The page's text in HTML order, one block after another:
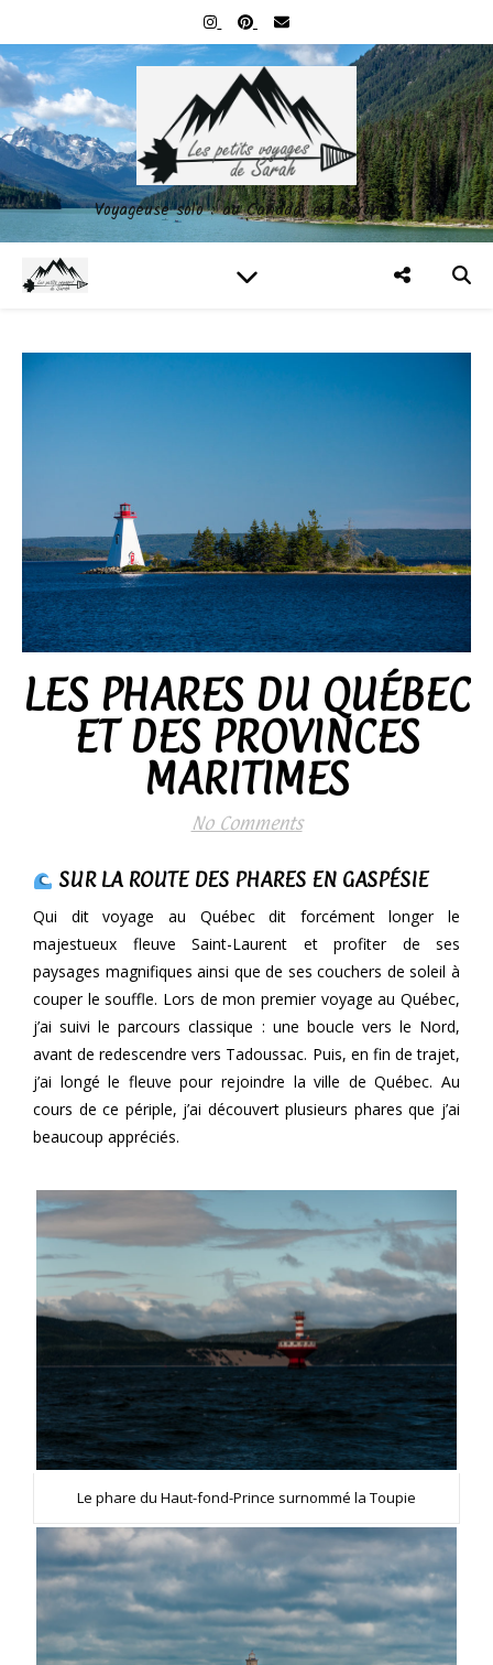
Voyageuse solo : au Canada, en Europe…
LES PHARES DU QUÉBEC
ET DES PROVINCES
MARITIMES
No Comments
SUR LA ROUTE DES PHARES EN GASPÉSIE
Qui dit voyage au Québec dit forcément longer le
majestueux fleuve Saint-Laurent et profiter de ses
paysages magnifiques ainsi que de ses couchers de soleil à
couper le souffle. Lors de mon premier voyage au Québec,
j’ai suivi le parcours classique : une boucle vers le Nord,
avant de redescendre vers Tadoussac. Puis, en fin de trajet,
j’ai longé le fleuve pour rejoindre la ville de Québec. Au
cours de ce périple, j’ai découvert plusieurs phares que j’ai
beaucoup appréciés.
Le phare du Haut-fond-Prince surnommé la Toupie